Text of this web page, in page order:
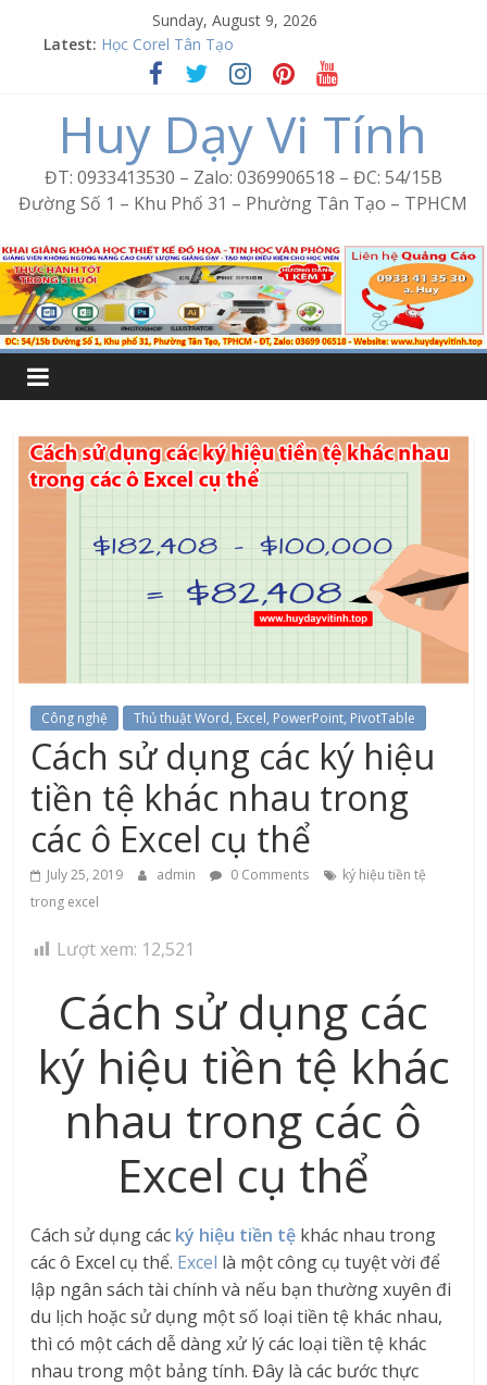
Sunday, August 9, 2026
Latest:
Word Bình Trị Đông – Tin học văn phòng cấp tốc
Học Corel Tân Tạo
Cách tạo USB Boot bằng Ventoy
Excel Bình Trị Đông – Vi tính văn phòng cấp tốc
Huy Dạy Vi Tính
ĐT: 0933413530 – Zalo: 0369906518 – ĐC: 54/15B
Đường Số 1 – Khu Phố 31 – Phường Tân Tạo – TPHCM
Công nghệ Thủ thuật Word, Excel, PowerPoint, PivotTable
Cách sử dụng các ký hiệu
tiền tệ khác nhau trong
các ô Excel cụ thể
July 25, 2019 admin 0 Comments
ký hiệu tiền tệ
trong excel
Lượt xem: 12,521
Cách sử dụng các
ký hiệu tiền tệ khác
nhau trong các ô
Excel cụ thể
Cách sử dụng các ký hiệu tiền tệ khác nhau trong
các ô Excel cụ thể. Excel là một công cụ tuyệt vời để
lập ngân sách tài chính và nếu bạn thường xuyên đi
du lịch hoặc sử dụng một số loại tiền tệ khác nhau,
thì có một cách dễ dàng xử lý các loại tiền tệ khác
nhau trong một bảng tính. Đây là các bước thực